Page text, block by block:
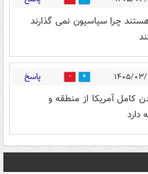
چرا سیاسیون نمی گذارند
0 پاسخ
کامل آمریکا از منطقه و